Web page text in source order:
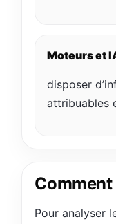
Moteurs et
disposer
attribuables
Pour analyser